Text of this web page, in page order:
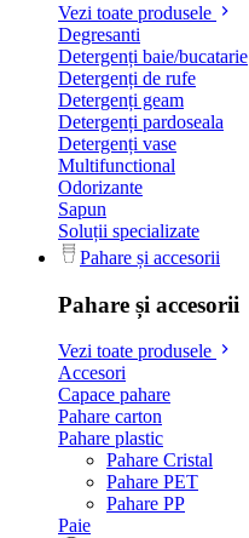
Vezi toate produsele
Degresanti
Detergenți baie/bucatarie
Detergenți de rufe
Detergenți geam
Detergenți pardoseala
Detergenți vase
Multifunctional
Odorizante
Sapun
Soluții specializate
Pahare și accesorii
Pahare și accesorii
Vezi toate produsele
Accesori
Capace pahare
Pahare carton
Pahare plastic
Pahare Cristal
Pahare PET
Pahare PP
Paie